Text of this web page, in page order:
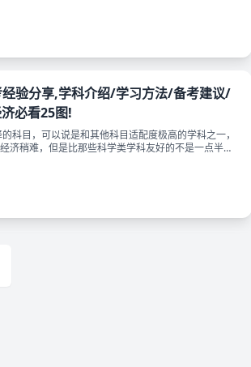
验分享,学科介绍/学习方法/备考建议/
必看25图!
科目，可以说是和其他科目适配度极高的学科之一，
济稍难，但是比那些科学类学科友好的不是一点半点